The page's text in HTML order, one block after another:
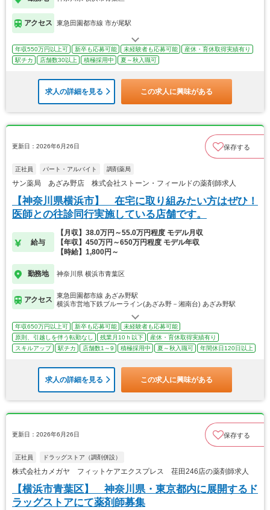
アクセス 東急田園都市線 市が尾駅
年収550万円以上可 新卒も応募可能 未経験者も応募可能
産休・育休取得実績有り
駅チカ
店舗数30以上 積極採用中 夏～秋入職可
求人の詳細を見る この求人に興味がある
更新日：2026年6月26日 保存する
正社員 パート・アルバイト 調剤薬局
サン薬局 あざみ野店 株式会社ストーン・フィールドの薬剤師求人
【神奈川県横浜市】 在宅に取り組みたい方はぜひ！
医師との往診同行実施している店舗です。
給与
【月収】38.0万円～55.0万円程度 モデル月収
【年収】450万円～650万円程度 モデル年収
【時給】1,800円～
勤務地 神奈川県 横浜市青葉区
アクセス
東急田園都市線 あざみ野駅
横浜市営地下鉄ブルーライン(あざみ野－湘南台) あざみ野駅
年収650万円以上可 新卒も応募可能
未経験者も応募可能
原則、引越しを伴う転勤なし
残業月10ｈ以下
産休・育休取得実績有り
スキルアップ
駅チカ 店舗数1～9 積極採用中 夏～秋入職可 年間休日120日以上
求人の詳細を見る この求人に興味がある
更新日：2026年6月26日 保存する
正社員 ドラッグストア（調剤併設）
株式会社カメガヤ フィットケアエクスプレス 荏田246店の薬剤師求人
【横浜市青葉区】 神奈川県・東京都内に展開するド
ラッグストアにて薬剤師募集